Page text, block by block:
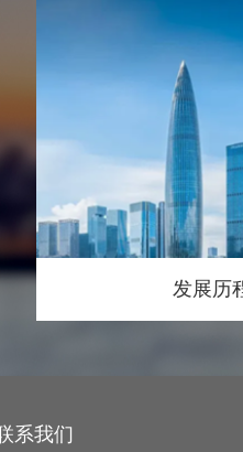
发展历
系我们